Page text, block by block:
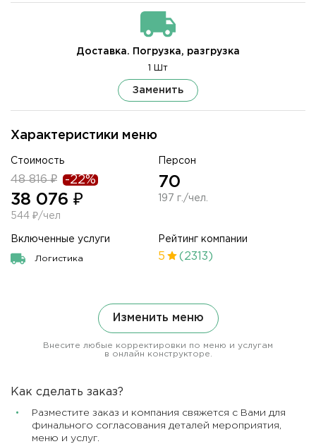
Характеристики меню
Стоимость
48 816 ₽ -22%
38 076 ₽
544 ₽/чел
Персон
70
197 г./чел.
Включенные услуги
Логистика
Рейтинг компании
5 (2313)
Изменить меню
Внесите любые корректировки по меню и услугам
в онлайн конструкторе.
Доставка. Погрузка, разгрузка
1 Шт
Заменить
Как сделать заказ?
Разместите заказ и компания свяжется с Вами для
финального согласования деталей мероприятия,
меню и услуг.